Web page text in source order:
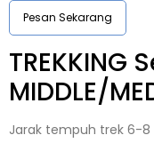
Pesan Sekarang
TREKKING
MIDDLE/
Jarak tempuh trek 6-8